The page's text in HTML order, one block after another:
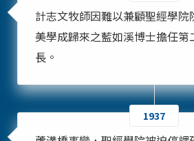
計志文牧師因難以兼顧聖經學院
美學成歸來之藍如溪博士擔任第
長。
1937